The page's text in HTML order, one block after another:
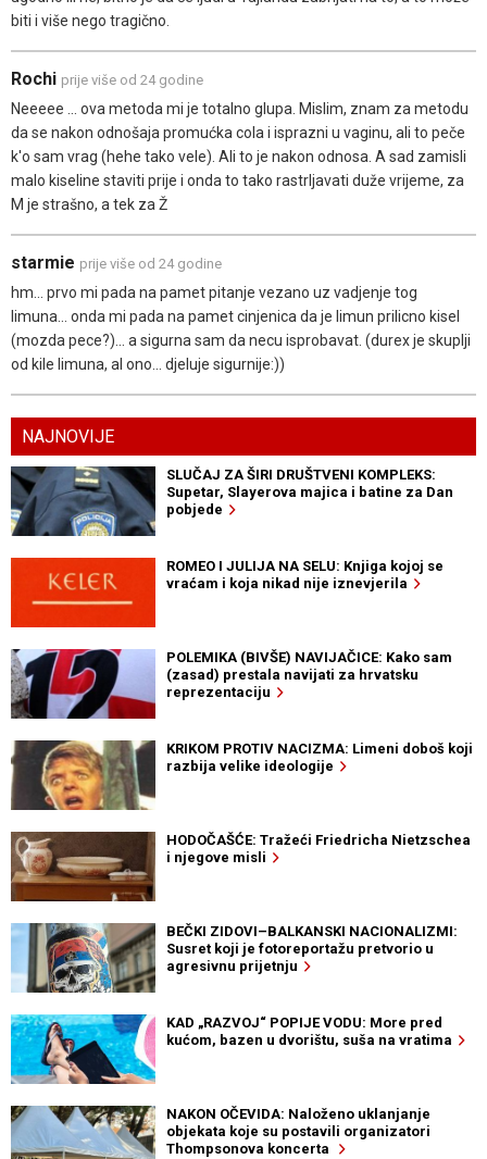
biti i više nego tragično.
Rochi prije više od 24 godine
Neeeee ... ova metoda mi je totalno glupa. Mislim, znam za metodu
da se nakon odnošaja promućka cola i isprazni u vaginu, ali to peče
k'o sam vrag (hehe tako vele). Ali to je nakon odnosa. A sad zamisli
malo kiseline staviti prije i onda to tako rastrljavati duže vrijeme, za
M je strašno, a tek za Ž
starmie prije više od 24 godine
hm... prvo mi pada na pamet pitanje vezano uz vadjenje tog
limuna... onda mi pada na pamet cinjenica da je limun prilicno kisel
(mozda pece?)... a sigurna sam da necu isprobavat. (durex je skuplji
od kile limuna, al ono... djeluje sigurnije:))
NAJNOVIJE
SLUČAJ ZA ŠIRI DRUŠTVENI KOMPLEKS:
Supetar, Slayerova majica i batine za Dan
pobjede
ROMEO I JULIJA NA SELU: Knjiga kojoj se
vraćam i koja nikad nije iznevjerila
POLEMIKA (BIVŠE) NAVIJAČICE: Kako sam
(zasad) prestala navijati za hrvatsku
reprezentaciju
KRIKOM PROTIV NACIZMA: Limeni doboš koji
razbija velike ideologije
HODOČAŠĆE: Tražeći Friedricha Nietzschea
i njegove misli
BEČKI ZIDOVI–BALKANSKI NACIONALIZMI:
Susret koji je fotoreportažu pretvorio u
agresivnu prijetnju
KAD „RAZVOJ“ POPIJE VODU: More pred
kućom, bazen u dvorištu, suša na vratima
NAKON OČEVIDA: Naloženo uklanjanje
objekata koje su postavili organizatori
Thompsonova koncerta